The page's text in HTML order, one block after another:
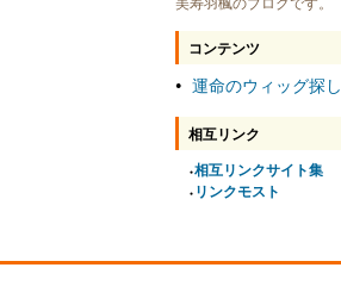
美寿羽楓のブログです。
コンテンツ
● 運命のウィッグ探し
相互リンク
●相互リンクサイト集
● リンクモスト